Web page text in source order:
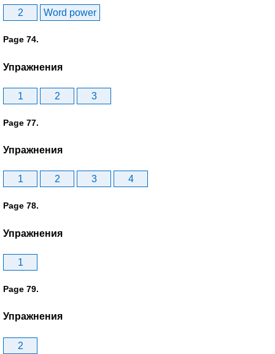
2 Word power
Page 74.
Упражнения
1 2 3
Page 77.
Упражнения
1 2 3 4
Page 78.
Упражнения
1
Page 79.
Упражнения
2